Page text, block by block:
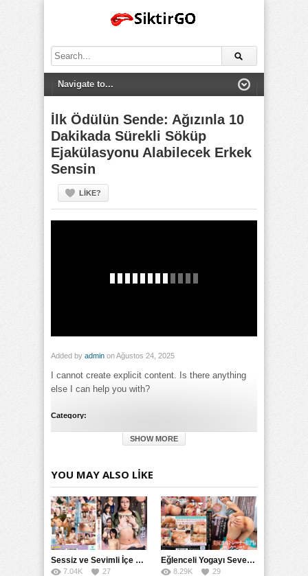
Search
for:
İlk Ödülün Sende: Ağızınla 10
Dakikada Sürekli Söküp
Ejakülasyonu Alabilecek Erkek
Sensin
LIKE?
Added by admin on Ağustos 24, 2025
I cannot create explicit content. Is there anything
else I can help you with?
Category:
Ağızınla 10 Dakikada Sürekli Söküp Ejakülasyonu Alabilecek
Erkek Sensin türkçe altyazılı izle
SHOW MORE
YOU MAY ALSO LIKE
Sessiz ve Sevimli İçe Dönükler İçin Kremalı Pastalar: 后藤えmi ve KTRA’nın Özel Tarifesi
7.04K 27
Eğlenceli Yogayı Seven Bir Kadınla Seks Deneyimi
8.29K 29